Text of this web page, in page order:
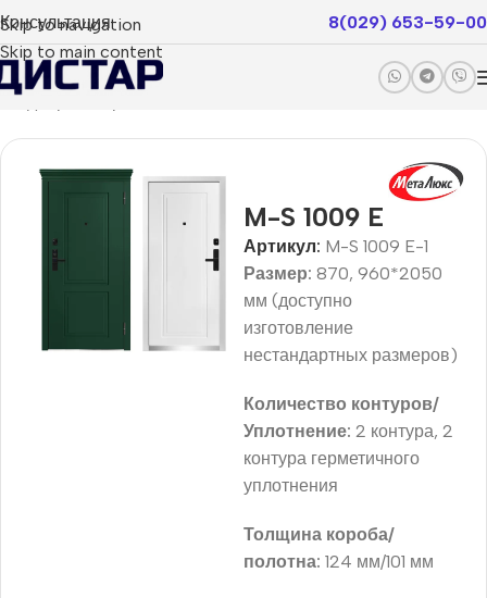
Skip to navigation
Skip to main content
Консультация 8(029) 653-59-00
двери
M-S 1009 E
Артикул: M-S 1009 E-1
Размер: 870, 960*2050
мм (доступно
изготовление
нестандартных размеров)
Количество контуров/
Уплотнение: 2 контура, 2
контура герметичного
уплотнения
Толщина короба/
полотна: 124 мм/101 мм